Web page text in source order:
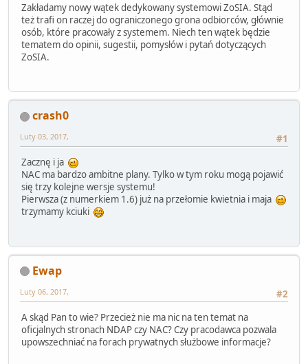
Zakładamy nowy wątek dedykowany systemowi ZoSIA. Stąd
też trafi on raczej do ograniczonego grona odbiorców, głównie
osób, które pracowały z systemem. Niech ten wątek będzie
tematem do opinii, sugestii, pomysłów i pytań dotyczących
ZoSIA.
crash0
#1
Luty 03, 2017,
Zacznę i ja
NAC ma bardzo ambitne plany. Tylko w tym roku mogą pojawić
się trzy kolejne wersje systemu!
Pierwsza (z numerkiem 1.6) już na przełomie kwietnia i maja
trzymamy kciuki
Ewap
#2
Luty 06, 2017,
A skąd Pan to wie? Przecież nie ma nic na ten temat na
oficjalnych stronach NDAP czy NAC? Czy pracodawca pozwala
upowszechniać na forach prywatnych służbowe informacje?